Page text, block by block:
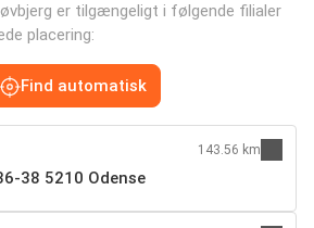
er tilgængeligt i følgende filialer
placering:
Find automatisk
38 5210 Odense
143.56 km